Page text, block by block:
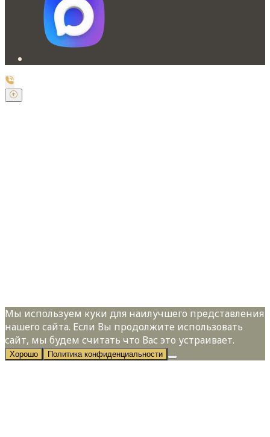
Мы используем куки для наилучшего представления
нашего сайта. Если Вы продолжите использовать
сайт, мы будем считать что Вас это устраивает.
Хорошо Политика конфиденциальности